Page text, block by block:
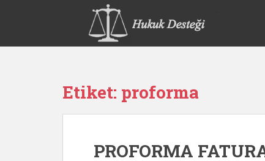
p
Etiket: proforma
PROFORMA